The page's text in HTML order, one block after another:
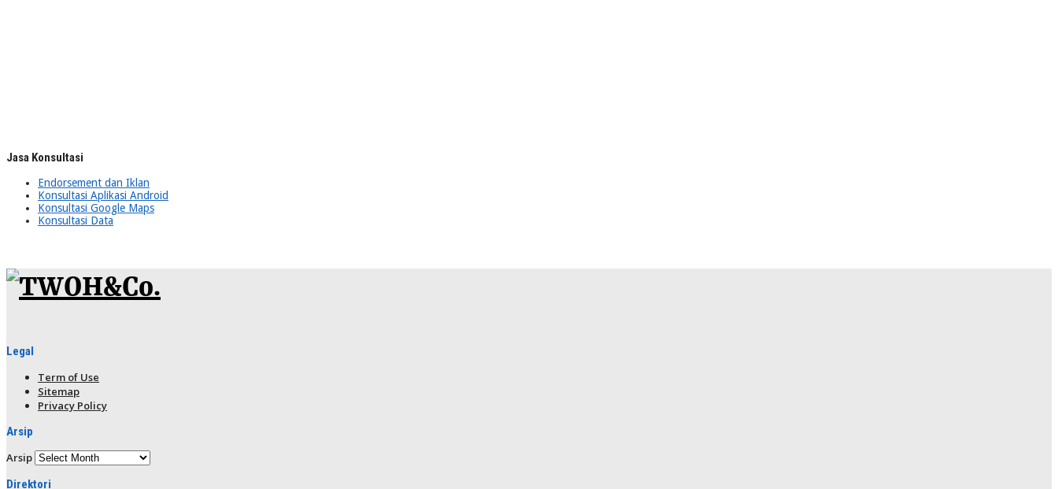
Jasa Konsultasi
Endorsement dan Iklan
Konsultasi Aplikasi Android
Konsultasi Google Maps
Konsultasi Data
Legal
Term of Use
Sitemap
Privacy Policy
Arsip
Arsip
Direktori